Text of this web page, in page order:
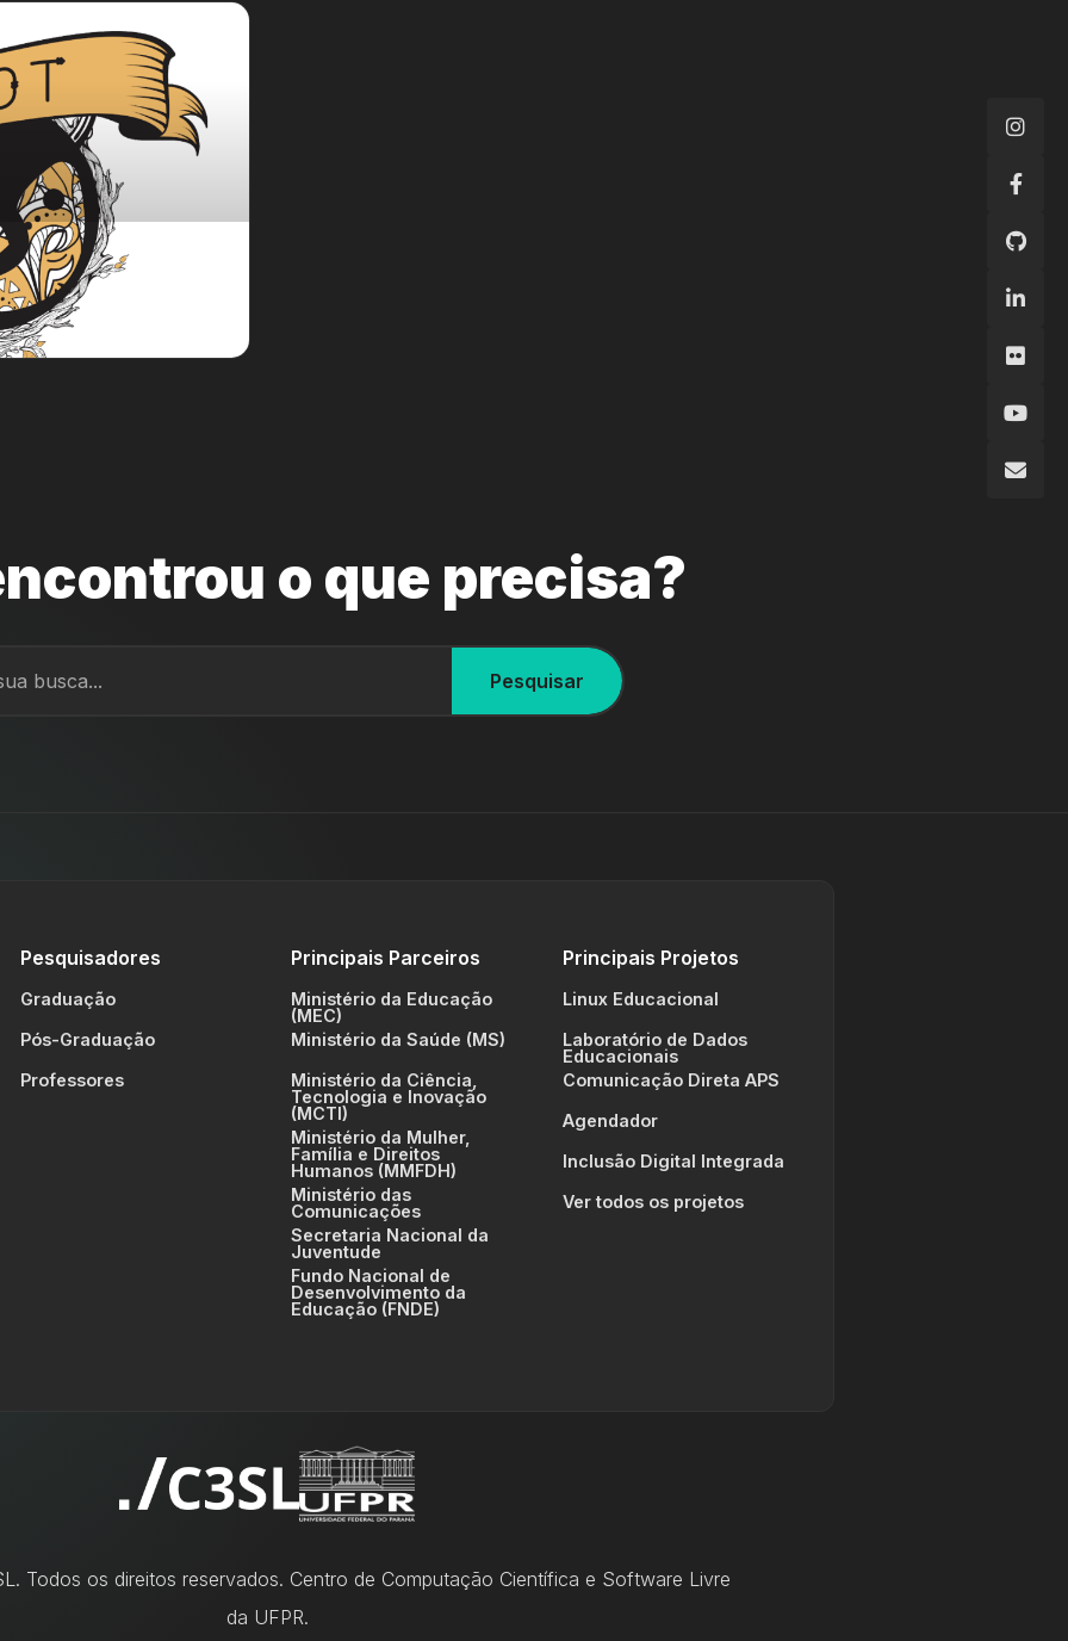
o que precisa?
Pesquisar
Pesquisadores
Graduação
Pós-Graduação
Professores
Principais Parceiros
Ministério da Educação
(MEC)
Ministério da Saúde (MS)
Ministério da Ciência,
Tecnologia e Inovação
(MCTI)
Ministério da Mulher,
Família e Direitos
Humanos (MMFDH)
Ministério das
Comunicações
Secretaria Nacional da
Juventude
Fundo Nacional de
Desenvolvimento da
Educação (FNDE)
Principais Projetos
Linux Educacional
Laboratório de Dados
Educacionais
Comunicação Direta APS
Agendador
Inclusão Digital Integrada
Ver todos os projetos
Todos os direitos reservados. Centro de Computação Científica e Software Livre
da UFPR.